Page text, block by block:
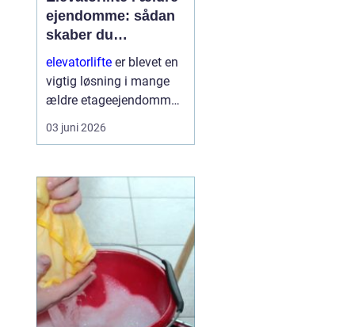
ejendomme: sådan
skaber du
tilgængelighed og
værdi
elevatorlifte er blevet en
vigtig løsning i mange
ældre etageejendomme,
hvor beboere ønsker
bedre tilgængelighed
husets arkitektur. Mange
boligforeninge...
03 juni 2026